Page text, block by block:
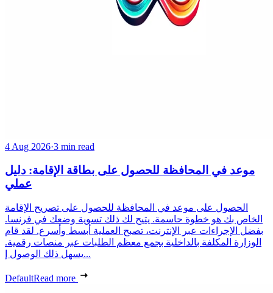
4 Aug 2026·3 min read
موعد في المحافظة للحصول على بطاقة الإقامة: دليل
عملي
الحصول على موعد في المحافظة للحصول على تصريح الإقامة
الخاص بك هو خطوة حاسمة. يتيح لك ذلك تسوية وضعك في فرنسا.
بفضل الإجراءات عبر الإنترنت، تصبح العملية أبسط وأسرع. لقد قام
الوزارة المكلفة بالداخلية بجمع معظم الطلبات عبر منصات رقمية.
يسهل ذلك الوصول إ...
DefaultRead more